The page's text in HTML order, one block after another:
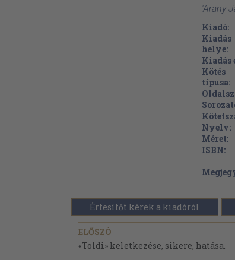
'Arany
Kiadó:
Kiadás
helye:
Kiadás
Kötés
típusa:
Nyelv:
Méret:
ISBN:
Értesítőt kérek a kiadóról
ELŐSZÓ
«Toldi» keletkezése, sikere, hatása.